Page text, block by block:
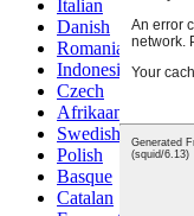
Italian
Danish
Romanian
Indonesian
Czech
Afrikaans
Swedish
Polish
Basque
Catalan